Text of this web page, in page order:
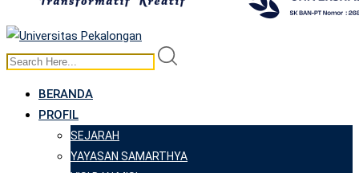
BERANDA
PROFIL
SEJARAH
YAYASAN SAMARTHYA